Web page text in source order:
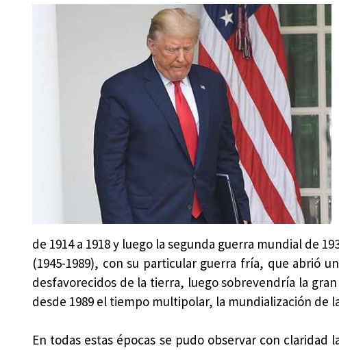
de 1914 a 1918 y luego la segunda guerra mundial de
(1945-1989), con su particular guerra fría, que abrió
desfavorecidos de la tierra, luego sobrevendría la
desde 1989 el tiempo multipolar, la mundialización de
En todas estas épocas se pudo observar con